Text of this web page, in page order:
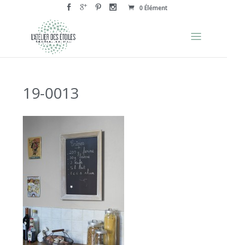
0 Élément
19-0013